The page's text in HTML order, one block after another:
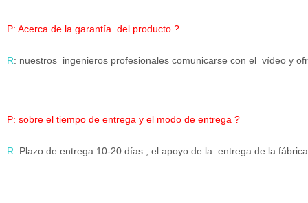
P: Acerca de la garantía del producto ?
R: nuestros ingenieros profesionales comunicarse con el vídeo y
P: sobre el tiempo de entrega y el modo de entrega ?
R: Plazo de entrega 10-20 días , el apoyo de la entrega de la